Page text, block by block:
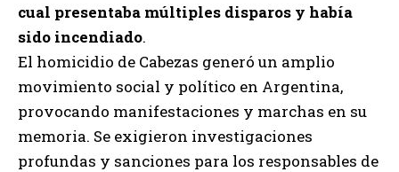
cual presentaba múltiples disparos y había
sido incendiado.
El homicidio de Cabezas generó un amplio
movimiento social y político en Argentina,
provocando manifestaciones y marchas en su
memoria. Se exigieron investigaciones
profundas y sanciones para los responsables de